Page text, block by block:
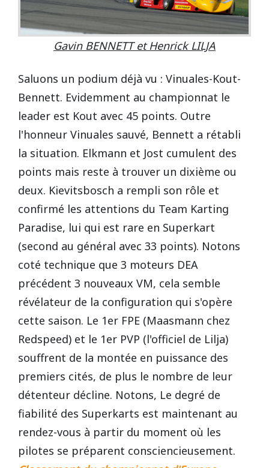
Gavin BENNETT et Henrick LILJA
Saluons un podium déjà vu : Vinuales-Kout-
Bennett. Evidemment au championnat le
leader est Kout avec 45 points. Outre
l'honneur Vinuales sauvé, Bennett a rétabli
la situation. Elkmann et Jost cumulent des
points mais reste à trouver un dixième ou
deux. Kievitsbosch a rempli son rôle et
confirmé les attentions du Team Karting
Paradise, lui qui est rare en Superkart
(second au général avec 33 points). Notons
coté technique que 3 moteurs DEA
précédent 3 nouveaux VM, cela semble
révélateur de la configuration qui s'opère
cette saison. Le 1er FPE (Maasmann chez
Redspeed) et le 1er PVP (l'officiel de Lilja)
souffrent de la montée en puissance des
premiers cités, de plus le nombre de leur
détenteur décline. Notons, Le degré de
fiabilité des Superkarts est maintenant au
rendez-vous à partir du moment où les
pilotes se préparent consciencieusement.